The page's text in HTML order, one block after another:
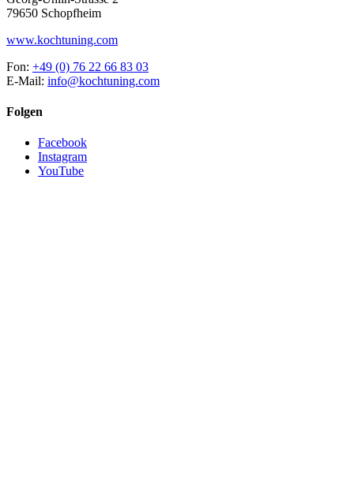
79650 Schopfheim
www.kochtuning.com
Fon: +49 (0) 76 22 66 83 03
E-Mail: info@kochtuning.com
Folgen
Facebook
Instagram
YouTube